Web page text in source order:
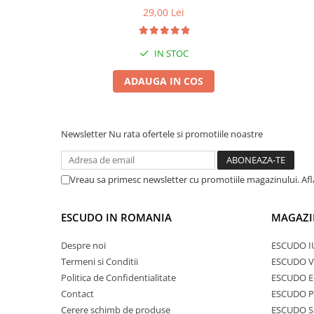
29,00 Lei
IN STOC
ADAUGA IN COS
Newsletter Nu rata ofertele si promotiile noastre
Vreau sa primesc newsletter cu promotiile magazinului.
ESCUDO IN ROMANIA
Despre noi
Termeni si Conditii
Politica de Confidentialitate
Contact
Cerere schimb de produse
ESCUDO
ESCUDO
ESCUDO
ESCUDO
ESCUDO